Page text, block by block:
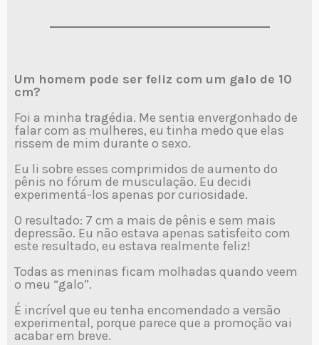
Um homem pode ser feliz com um galo de 10
cm?
Foi a minha tragédia. Me sentia envergonhado de
falar com as mulheres, eu tinha medo que elas
rissem de mim durante o sexo.
Eu li sobre esses comprimidos de aumento do
pênis no fórum de musculação. Eu decidi
experimentá-los apenas por curiosidade.
O resultado: 7 cm a mais de pênis e sem mais
depressão. Eu não estava apenas satisfeito com
este resultado, eu estava realmente feliz!
Todas as meninas ficam molhadas quando veem
o meu “galo”.
É incrível que eu tenha encomendado a versão
experimental, porque parece que a promoção vai
acabar em breve.